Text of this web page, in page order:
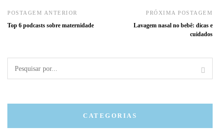
POSTAGEM ANTERIOR
Top 6 podcasts sobre maternidade
PRÓXIMA POSTAGEM
Lavagem nasal no bebê: dicas e
cuidados
CATEGORIAS